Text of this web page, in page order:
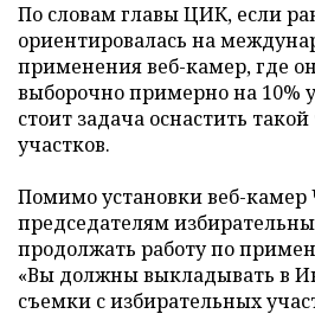
По словам главы ЦИК, если
ориентировалась на
применения веб-камер, где
выборочно примерно на 10%
стоит задача оснастить
участков.
Помимо установки веб-камер
председателям
продолжать работу по
«Вы должны выкладывать в
съемки с избирательных